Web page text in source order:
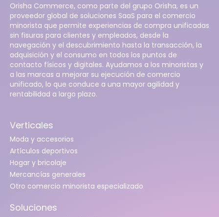
Orisha Commerce, como parte del grupo Orisha, es un
proveedor global de soluciones SaaS para el comercio
minorista que permite experiencias de compra unificadas
sin fisuras para clientes y empleados, desde la
navegación y el descubrimiento hasta la transacción, la
adquisición y el consumo en todos los puntos de
contacto físicos y digitales. Ayudamos a los minoristas y
a las marcas a mejorar su ejecución de comercio
unificado, lo que conduce a una mayor agilidad y
rentabilidad a largo plazo.
Verticales
Moda y accesorios
Artículos deportivos
Hogar y bricolaje
Mercancías generales
Otro comercio minorista especializado
Soluciones